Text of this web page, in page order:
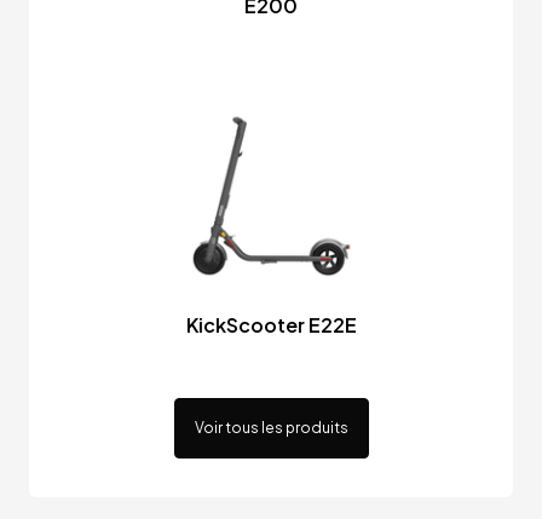
E200
KickScooter E22E
Voir tous les produits